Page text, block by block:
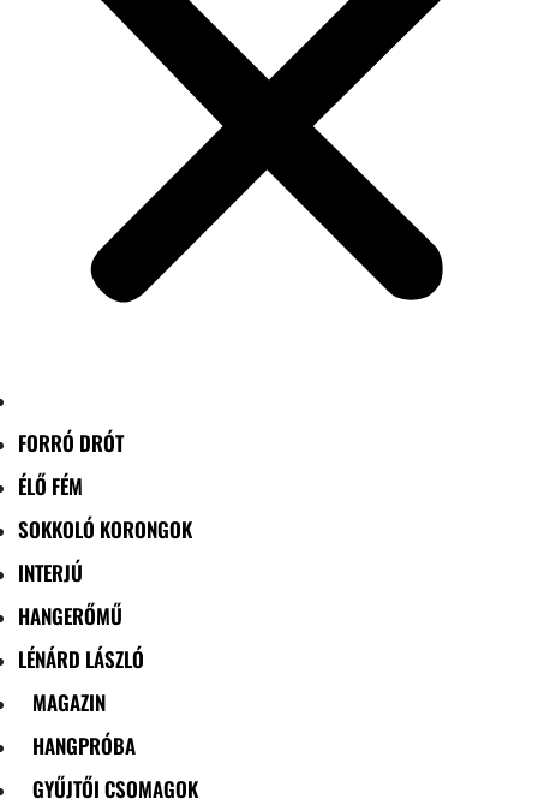
FORRÓ DRÓT
ÉLŐ FÉM
SOKKOLÓ KORONGOK
INTERJÚ
HANGERŐMŰ
LÉNÁRD LÁSZLÓ
MAGAZIN
HANGPRÓBA
GYŰJTŐI CSOMAGOK